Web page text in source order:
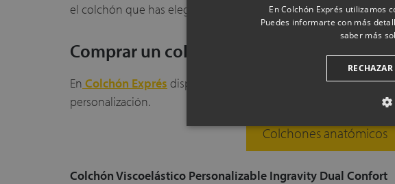
el colchón que has elegido, ponte en contacto en el teléfono
Comprar un colchón anatómico en
En Colchón Exprés disponemos de varios modelos de
personalización.
Colchones anatómicos
Colchón Viscoelástico Personalizable Ingravity Dual Confort
En Colchón Exprés utilizamos
Puedes informarte con más
saber más
RECHAZAR